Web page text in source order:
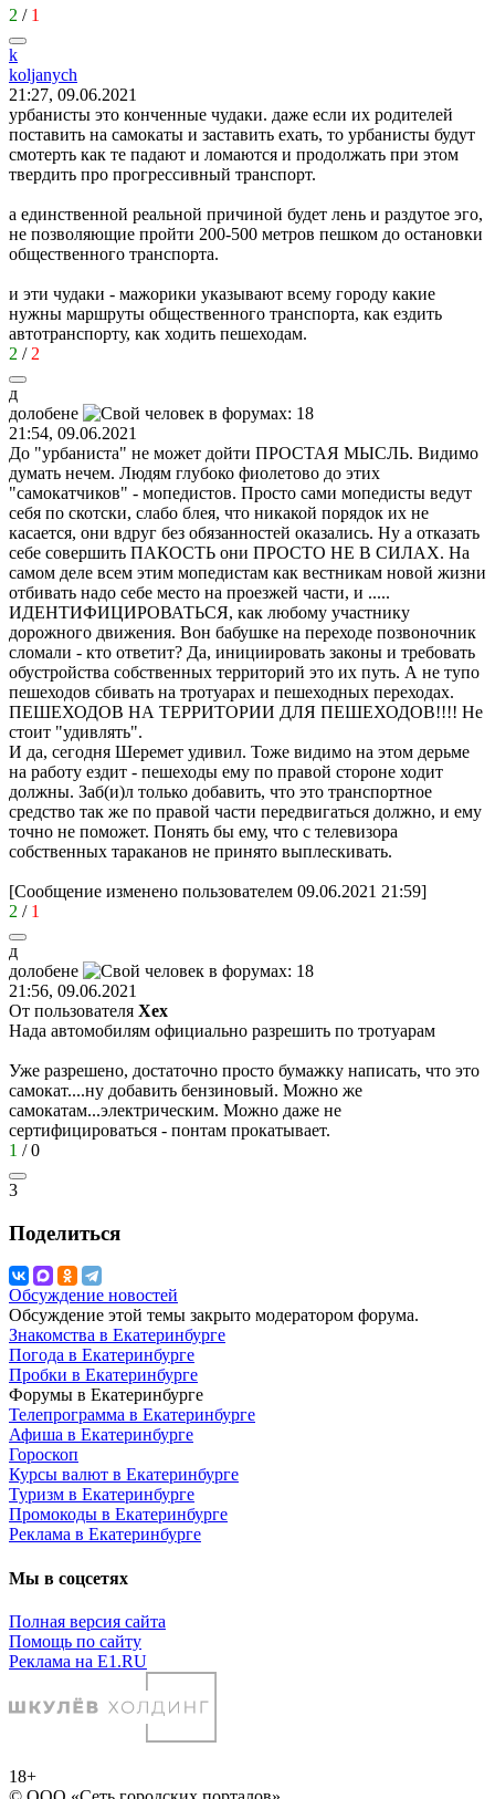
2 / 1
k
koljanych
21:27, 09.06.2021
урбанисты это конченные чудаки. даже если их родителей
поставить на самокаты и заставить ехать, то урбанисты будут
смотерть как те падают и ломаются и продолжать при этом
твердить про прогрессивный транспорт.
а единственной реальной причиной будет лень и раздутое эго,
не позволяющие пройти 200-500 метров пешком до остановки
общественного транспорта.
и эти чудаки - мажорики указывают всему городу какие
нужны маршруты общественного транспорта, как ездить
автотранспорту, как ходить пешеходам.
2 / 2
д
долобене
21:54, 09.06.2021
До "урбаниста" не может дойти ПРОСТАЯ МЫСЛЬ. Видимо
думать нечем. Людям глубоко фиолетово до этих
"самокатчиков" - мопедистов. Просто сами мопедисты ведут
себя по скотски, слабо блея, что никакой порядок их не
касается, они вдруг без обязанностей оказались. Ну а отказать
себе совершить ПАКОСТЬ они ПРОСТО НЕ В СИЛАХ. На
самом деле всем этим мопедистам как вестникам новой жизни
отбивать надо себе место на проезжей части, и .....
ИДЕНТИФИЦИРОВАТЬСЯ, как любому участнику
дорожного движения. Вон бабушке на переходе позвоночник
сломали - кто ответит? Да, инициировать законы и требовать
обустройства собственных территорий это их путь. А не тупо
пешеходов сбивать на тротуарах и пешеходных переходах.
ПЕШЕХОДОВ НА ТЕРРИТОРИИ ДЛЯ ПЕШЕХОДОВ!!!! Не
стоит "удивлять".
И да, сегодня Шеремет удивил. Тоже видимо на этом дерьме
на работу ездит - пешеходы ему по правой стороне ходит
должны. Заб(и)л только добавить, что это транспортное
средство так же по правой части передвигаться должно, и ему
точно не поможет. Понять бы ему, что с телевизора
собственных тараканов не принято выплескивать.
[Сообщение изменено пользователем 09.06.2021 21:59]
2 / 1
д
долобене
21:56, 09.06.2021
От пользователя Хех
Нада автомобилям официально разрешить по тротуарам
Уже разрешено, достаточно просто бумажку написать, что это
самокат....ну добавить бензиновый. Можно же
самокатам...электрическим. Можно даже не
сертифицироваться - понтам прокатывает.
1 /0
3
Поделиться
Обсуждение новостей
Обсуждение этой темы закрыто модератором форума.
Знакомства в Екатеринбурге
Погода в Екатеринбурге
Пробки в Екатеринбурге
Форумы в Екатеринбурге
Телепрограмма в Екатеринбурге
Афиша в Екатеринбурге
Гороскоп
Курсы валют в Екатеринбурге
Туризм в Екатеринбурге
Промокоды в Екатеринбурге
Реклама в Екатеринбурге
Мы в соцсетях
Полная версия сайта
Помощь по сайту
Реклама на E1.RU
18+